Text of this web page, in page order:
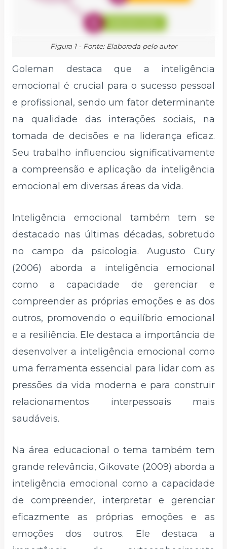
Figura 1 - Fonte: Elaborada pelo autor
Goleman destaca que a inteligência
emocional é crucial para o sucesso pessoal
e profissional, sendo um fator determinante
na qualidade das interações sociais, na
tomada de decisões e na liderança eficaz.
Seu trabalho influenciou significativamente
a compreensão e aplicação da inteligência
emocional em diversas áreas da vida.
Inteligência emocional também tem se
destacado nas últimas décadas, sobretudo
no campo da psicologia. Augusto Cury
(2006) aborda a inteligência emocional
como a capacidade de gerenciar e
compreender as próprias emoções e as dos
outros, promovendo o equilíbrio emocional
e a resiliência. Ele destaca a importância de
desenvolver a inteligência emocional como
uma ferramenta essencial para lidar com as
pressões da vida moderna e para construir
relacionamentos interpessoais mais
saudáveis.
Na área educacional o tema também tem
grande relevância, Gikovate (2009) aborda a
inteligência emocional como a capacidade
de compreender, interpretar e gerenciar
eficazmente as próprias emoções e as
emoções dos outros. Ele destaca a